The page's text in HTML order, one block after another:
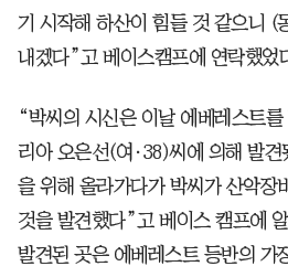
기 시작해 하산이 힘들 것 같으니 (
내겠다”고 베이스캠프에 연락했었
“박씨의 시신은 이날 에베레스트
리아 오은선(여·38)씨에 의해 발
을 위해 올라가다가 박씨가 산악장
것을 발견했다”고 베이스 캠프에
발견된 곳은 에베레스트 등반의 가